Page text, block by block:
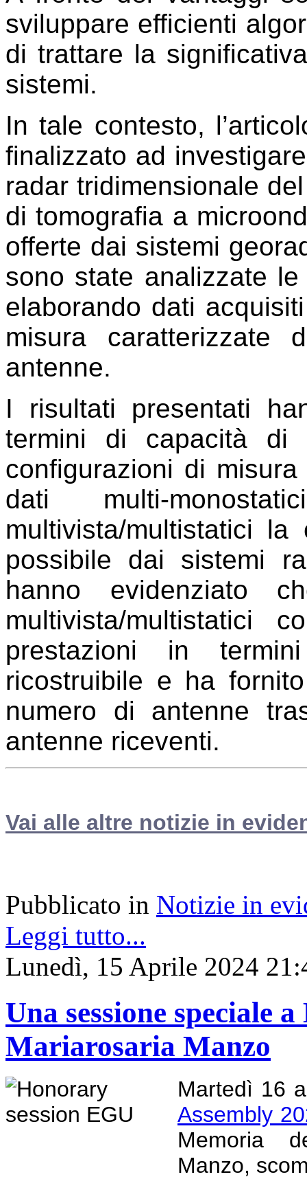
sviluppare efficienti
di trattare la
sistemi.
In tale contesto,
finalizzato ad
radar tridimensionale
di tomografia a
offerte dai sistemi
sono state analizzate
elaborando dati
misura caratterizzate
antenne.
I risultati presentati
termini di capacità di
configurazioni di
dati multi-
multivista/multistatici
possibile dai sistemi
hanno evidenziato
multivista/multistatici
prestazioni in
ricostruibile e ha
numero di antenne
antenne riceventi.
Vai alle altre notizie in
Pubblicato in Notizie in
Leggi tutto...
Lunedì, 15 Aprile 2024
Una sessione speciale
Mariarosaria Manzo
Martedì 16
Assembly
Memoria
Manzo,